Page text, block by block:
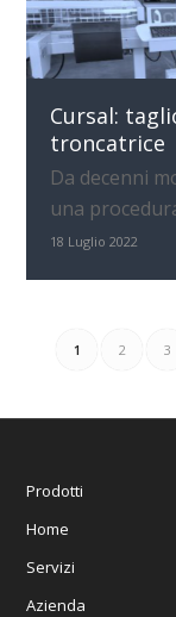
Cursal:
troncatrice
Da decenni
una
18 Luglio 2022
1 2 3
Prodotti
Home
Servizi
Azienda